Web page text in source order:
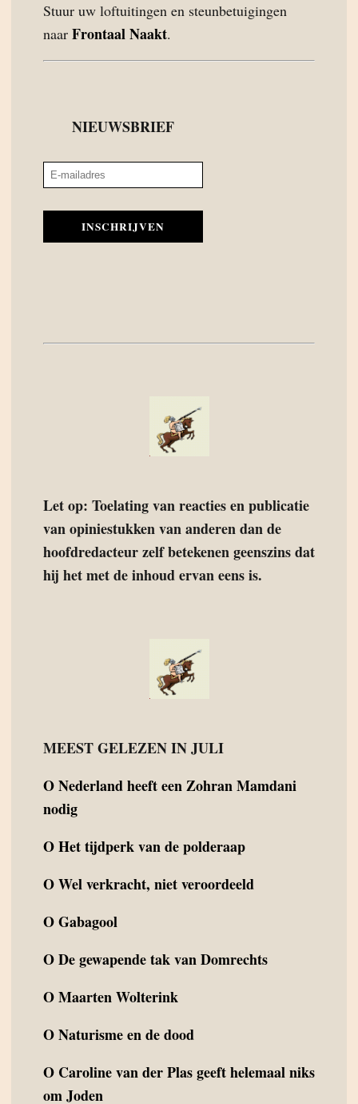
Stuur uw loftuitingen en steunbetuigingen
naar Frontaal Naakt.
NIEUWSBRIEF
INSCHRIJVEN
Let op: Toelating van reacties en publicatie
van opiniestukken van anderen dan de
hoofdredacteur zelf betekenen geenszins dat
hij het met de inhoud ervan eens is.
MEEST GELEZEN IN JULI
ONederland heeft een Zohran Mamdani
nodig
OHet tijdperk van de polderaap
OWel verkracht, niet veroordeeld
OGabagool
ODe gewapende tak van Domrechts
OMaarten Wolterink
ONaturisme en de dood
O Caroline van der Plas geeft helemaal niks
om Joden